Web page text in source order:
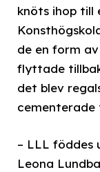
knöts ihop till
de en form
flyttade
det blev
– LLL föddes
Leona